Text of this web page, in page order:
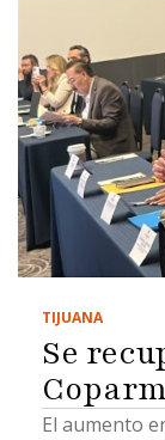
TIJUANA
Se
El aumento